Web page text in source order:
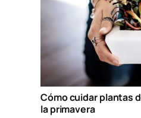
Cómo cuidar plantas
la primavera